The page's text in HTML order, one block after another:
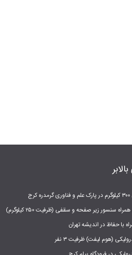
سنسور زیر صفحه و سقفی (ظرفیت ۲۵۰ کیلوگرم)
با حفاظ در اندیشه تهران
(هوم لیفت) ظرفیت ۳ نفر